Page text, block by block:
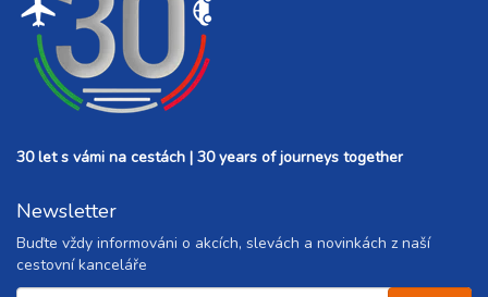
30 let s vámi na cestách | 30 years of journeys together
Newsletter
Buďte vždy informováni o akcích, slevách a novinkách z naší
cestovní kanceláře